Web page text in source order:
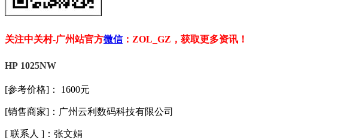
关注中关村-广州站官方微信：ZOL_GZ，获取更多资讯！
HP 1025NW
[参考价格]： 1600元
[销售商家]：广州云利数码科技有限公司
[ 联系人 ]：张文娟